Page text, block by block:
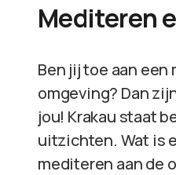
Mediteren
Ben jij toe aan
omgeving? Dan
jou! Krakau staat
uitzichten. Wat is
mediteren aan de